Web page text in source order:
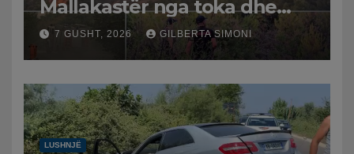
Mallakastër nga toka dhe
nga ajri me dy helikopterë.
7 GUSHT, 2026 GILBERTA SIMONI
LUSHNJË